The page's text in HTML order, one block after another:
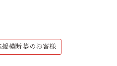
横断幕のお客様